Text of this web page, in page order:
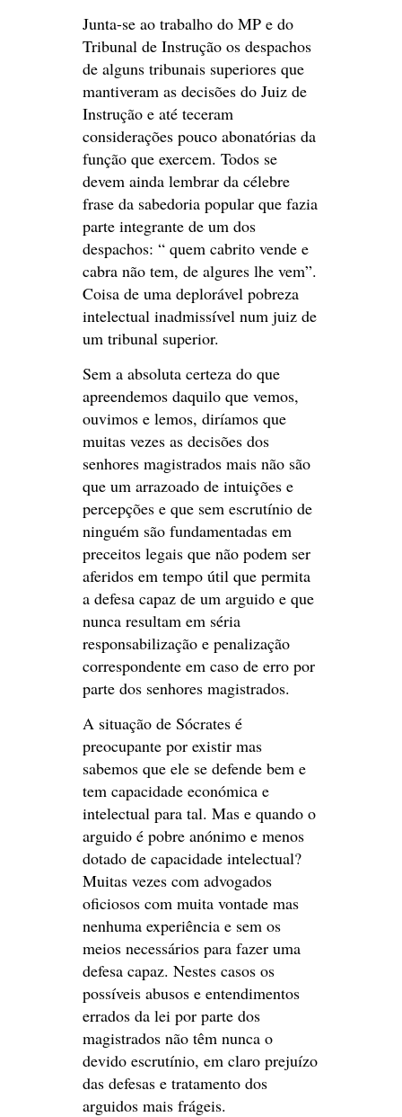
Junta-se ao trabalho do MP e do
Tribunal de Instrução os despachos
de alguns tribunais superiores que
mantiveram as decisões do Juiz de
Instrução e até teceram
considerações pouco abonatórias da
função que exercem. Todos se
devem ainda lembrar da célebre
frase da sabedoria popular que fazia
parte integrante de um dos
despachos: “ quem cabrito vende e
cabra não tem, de algures lhe vem”.
Coisa de uma deplorável pobreza
intelectual inadmissível num juiz de
um tribunal superior.
Sem a absoluta certeza do que
apreendemos daquilo que vemos,
ouvimos e lemos, diríamos que
muitas vezes as decisões dos
senhores magistrados mais não são
que um arrazoado de intuições e
percepções e que sem escrutínio de
ninguém são fundamentadas em
preceitos legais que não podem ser
aferidos em tempo útil que permita
a defesa capaz de um arguido e que
nunca resultam em séria
responsabilização e penalização
correspondente em caso de erro por
parte dos senhores magistrados.
A situação de Sócrates é
preocupante por existir mas
sabemos que ele se defende bem e
tem capacidade económica e
intelectual para tal. Mas e quando o
arguido é pobre anónimo e menos
dotado de capacidade intelectual?
Muitas vezes com advogados
oficiosos com muita vontade mas
nenhuma experiência e sem os
meios necessários para fazer uma
defesa capaz. Nestes casos os
possíveis abusos e entendimentos
errados da lei por parte dos
magistrados não têm nunca o
devido escrutínio, em claro prejuízo
das defesas e tratamento dos
arguidos mais frágeis.